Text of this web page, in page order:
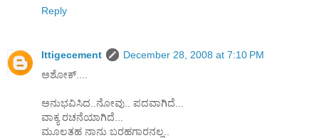
Reply
Ittigecement
December 28, 2008 at 7:10 PM
ಅಶೋಕ್....
ಅನುಭವಿಸಿದ..ನೋವು.. ಪದವಾಗಿದೆ...
ವಾಕ್ಯ ರಚನೆಯಾಗಿದೆ...
ಮೂಲತಹ ನಾನು ಬರಹಗಾರನಲ್ಲ..